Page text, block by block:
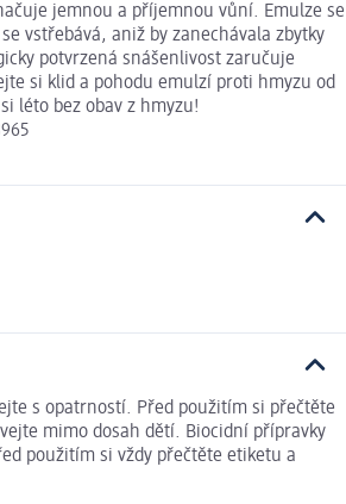
jemnou a příjemnou vůní. Emulze se
vstřebává, aniž by zanechávala zbytky
potvrzená snášenlivost zaručuje
si klid a pohodu emulzí proti hmyzu od
léto bez obav z hmyzu!
s opatrností. Před použitím si přečtěte
mimo dosah dětí. Biocidní přípravky
použitím si vždy přečtěte etiketu a